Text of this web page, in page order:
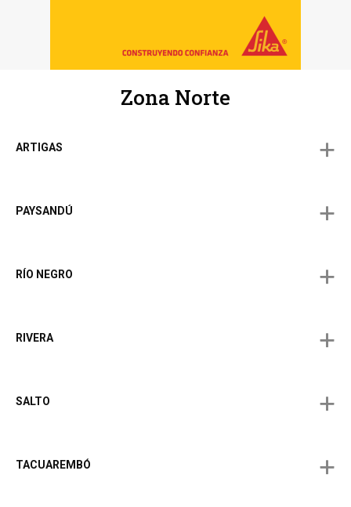
Zona Norte
ARTIGAS
PAYSANDÚ
RÍO NEGRO
RIVERA
SALTO
TACUAREMBÓ